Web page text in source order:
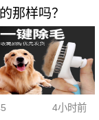
那样吗？
4小时前